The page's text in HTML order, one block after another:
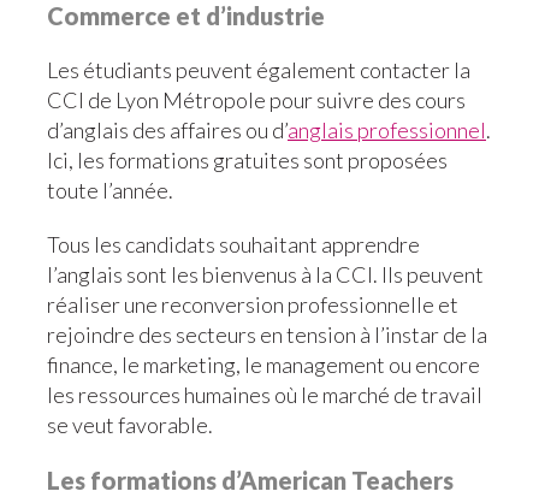
Commerce et d’industrie
Les étudiants peuvent également contacter la
CCI de Lyon Métropole pour suivre des cours
d’anglais des affaires ou d’anglais professionnel.
Ici, les formations gratuites sont proposées
toute l’année.
Tous les candidats souhaitant apprendre
l’anglais sont les bienvenus à la CCI. Ils peuvent
réaliser une reconversion professionnelle et
rejoindre des secteurs en tension à l’instar de la
finance, le marketing, le management ou encore
les ressources humaines où le marché de travail
se veut favorable.
Les formations d’American Teachers